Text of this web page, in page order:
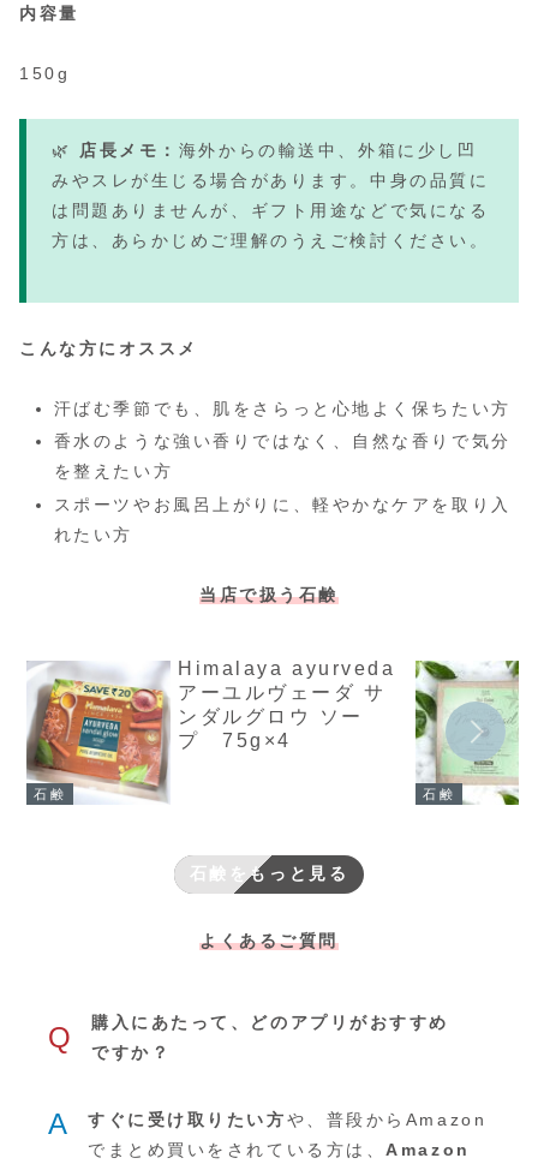
内容量
150g
🌿 店長メモ： 海外からの輸送中、外箱に少し凹
みやスレが生じる場合があります。中身の品質に
は問題ありませんが、ギフト用途などで気になる
方は、あらかじめご理解のうえご検討ください。
こんな方にオススメ
汗ばむ季節でも、肌をさらっと心地よく保ちたい方
香水のような強い香りではなく、自然な香りで気分
を整えたい方
スポーツやお風呂上がりに、軽やかなケアを取り入
れたい方
当店で扱う石鹸
石鹸
Himalaya ayurveda
アーユルヴェーダ サ
ンダルグロウ ソー
プ 75g×4
石鹸
石鹸をもっと見る
よくあるご質問
Q
購入にあたって、どのアプリがおすすめ
ですか？
A すぐに受け取りたい方や、普段からAmazon
でまとめ買いをされている方は、 Amazon